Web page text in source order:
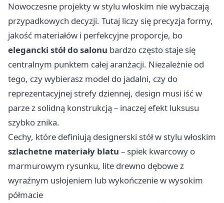
Nowoczesne projekty w stylu włoskim nie wybaczają
przypadkowych decyzji. Tutaj liczy się precyzja formy,
jakość materiałów i perfekcyjne proporcje, bo
elegancki stół do salonu bardzo często staje się
centralnym punktem całej aranżacji. Niezależnie od
tego, czy wybierasz model do jadalni, czy do
reprezentacyjnej strefy dziennej, design musi iść w
parze z solidną konstrukcją – inaczej efekt luksusu
szybko znika.
Cechy, które definiują designerski stół w stylu włoskim
szlachetne materiały blatu – spiek kwarcowy o
marmurowym rysunku, lite drewno dębowe z
wyraźnym usłojeniem lub wykończenie w wysokim
półmacie